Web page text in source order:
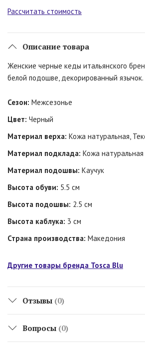
Рассчитать стоимость
Описание товара
Женские черные кеды итальянского
белой подошве, декорированный язычок.
Сезон: Межсезонье
Цвет: Черный
Материал верха: Кожа натуральная,
Материал подклада: Кожа натуральная
Материал подошвы: Каучук
Высота обуви: 5.5 см
Высота подошвы: 2.5 см
Высота каблука: 3 см
Страна производства: Македония
Другие товары бренда Tosca Blu
Отзывы (0)
Вопросы (0)